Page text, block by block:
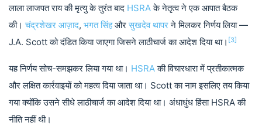
लाला लाजपत राय की मृत्यु के तुरंत बाद HSRAके नेतृत्व ने एक आपात बैठक
की।चंद्रशेखर आज़ाद, भगत सिंहऔरसुखदेव थापरने मिलकर निर्णय लिया —
J.A. Scott को दंडित किया जाएगा जिसने लाठीचार्ज का आदेश दिया था। [3]
यह निर्णय सोच-समझकर लिया गया था। HSRAकी विचारधारा में प्रतीकात्मक
और लक्षित कार्रवाइयों को महत्व दिया जाता था। Scott का नाम इसलिए तय किया
गया क्योंकि उसने सीधे लाठीचार्ज का आदेश दिया था। अंधाधुंध हिंसा HSRA की
नीति नहीं थी।